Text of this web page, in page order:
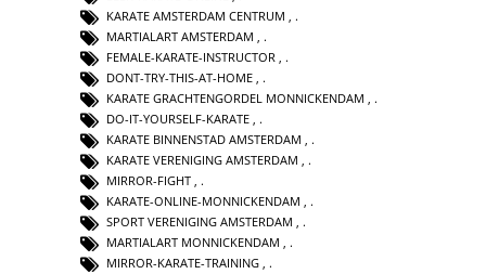
KARATE AMSTERDAM CENTRUM
MARTIALART AMSTERDAM
FEMALE-KARATE-INSTRUCTOR
DONT-TRY-THIS-AT-HOME
KARATE GRACHTENGORDEL MONNICKENDAM
DO-IT-YOURSELF-KARATE
KARATE BINNENSTAD AMSTERDAM
KARATE VERENIGING AMSTERDAM ,
MIRROR-FIGHT ,
KARATE-ONLINE-MONNICKENDAM ,
SPORT VERENIGING AMSTERDAM ,
MARTIALART MONNICKENDAM ,
MIRROR-KARATE-TRAINING ,